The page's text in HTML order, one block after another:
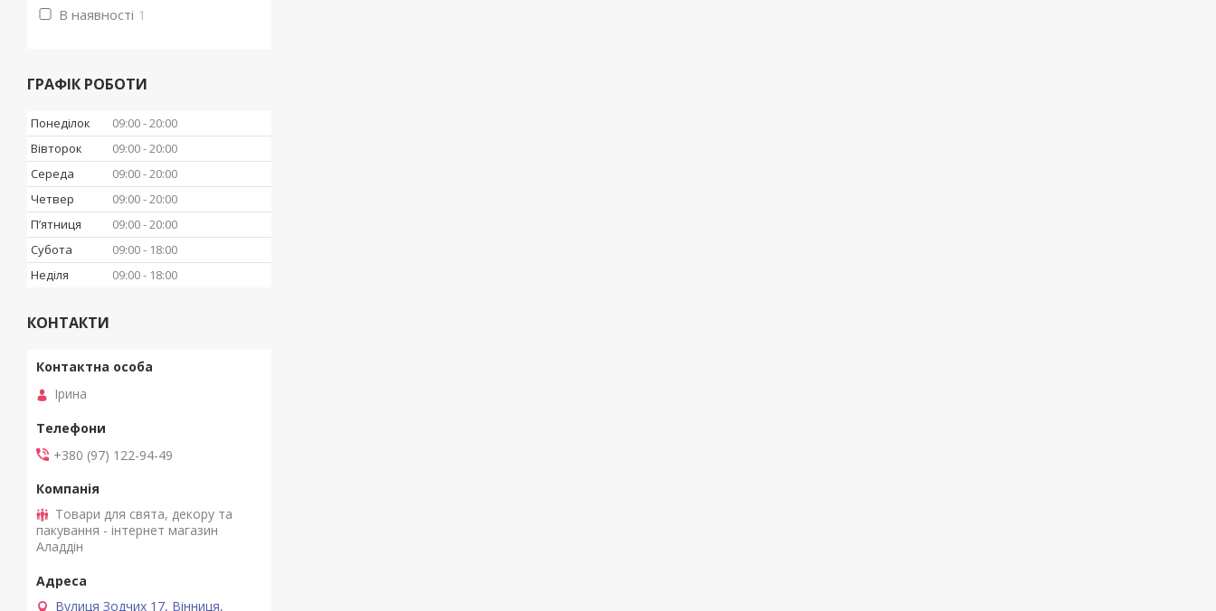
В наявності 1
ГРАФІК РОБОТИ
Понеділок 09:00 20:00
Вівторок
09:00 20:00
Середа
09:00 20:00
Четвер
09:00 20:00
Пʼятниця
09:00 20:00
Субота
09:00
18:00
Неділя
09:00 18:00
КОНТАКТИ
Ірина
+380 (97) 122-94-49
Товари для свята, декору та
пакування - інтернет магазин
Аладдін
Вулиця Зодчих 17, Вінниця,